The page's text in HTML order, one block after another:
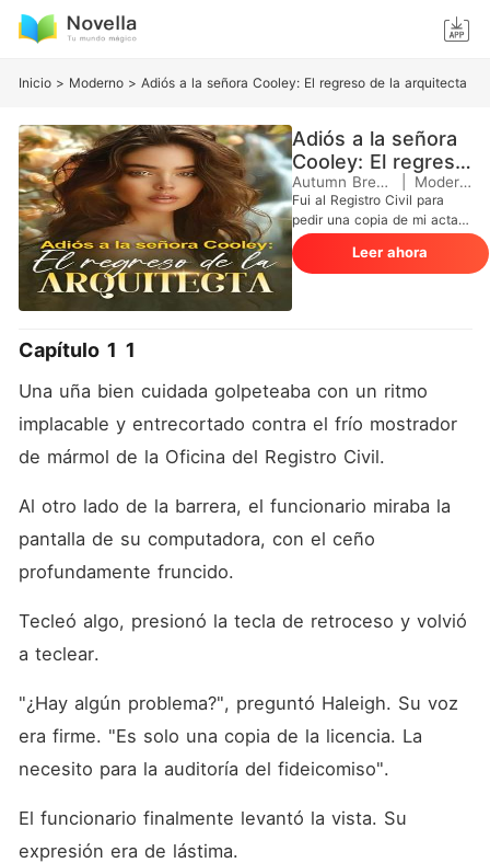
Inicio > Moderno > Adiós a la señora Cooley: El regreso de la arquitecta
Adiós a la señora
Cooley: El regreso
de la arquitecta
Autumn Breeze Moderno
Fui al Registro Civil para
pedir una copia de mi acta
de matrimonio. Llevaba tres
años casada con el heredero
de los Cooley, o al menos,
usted es soltera". El mundo
se me vino encima. Gray me
había prometido encargarse
del papeleo el día de nuestra
momento, mi teléfono vibró.
Una notificación de un
álbum compartido titulado
mensajes de texto fechados
esa misma mañana:
del fideicomiso. Mañana
echo a esa mula estéril a la
calle y seremos libres". Era
Brylee, mi mejor amiga y
de golpe con una náusea
violenta. No era una esposa,
Leer ahora
Capítulo 1 1
Una uña bien cuidada golpeteaba con un ritmo
implacable y entrecortado contra el frío mostrador
de mármol de la Oficina del Registro Civil.
Al otro lado de la barrera, el funcionario miraba la
pantalla de su computadora, con el ceño
profundamente fruncido.
Tecleó algo, presionó la tecla de retroceso y volvió
a teclear.
"¿Hay algún problema?", preguntó Haleigh. Su voz
era firme. "Es solo una copia de la licencia. La
necesito para la auditoría del fideicomiso".
El funcionario finalmente levantó la vista. Su
expresión era de lástima.